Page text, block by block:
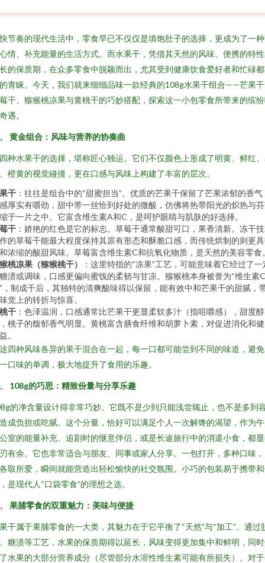
节奏的现代生活中，零食早已不仅仅是填饱肚子的选择，更成为了一
情、补充能量的生活方式。而水果干，凭借其天然的风味、便携的特
的保质期，在众多零食中脱颖而出，尤其受到健康饮食爱好者和忙碌
青睐。今天，我们就来细细品味一款经典的108g水果干组合——芒果
干、猕猴桃凉果与黄桃干的巧妙搭配，探索这一小包零食所带来的缤
遇。
黄金组合：风味与营养的协奏曲
种水果干的选择，堪称匠心独运。它们不仅颜色上形成了明黄、鲜红
橙黄的视觉碰撞，更在口感与风味上构建了丰富的层次。
干 ：往往是组合中的“甜蜜担当”。优质的芒果干保留了芒果浓郁的香气
厚实有嚼劲，甜中带一丝恰到好处的微酸，仿佛将热带阳光的炽热与
于一片之中。它富含维生素A和C，是呵护眼睛与肌肤的好选择。
干 ：娇艳的红色是它的标志。草莓干通常酸甜可口，果香清新。冻干
的草莓干能最大程度保持其原有形态和酥脆口感，而传统烘制的则更
浓缩的酸甜风味。草莓富含维生素C和抗氧化物质，是天然的美容零食
桃凉果（猕猴桃干）
：这里特指的“凉果”工艺，可能意味着它经过了一
渍或调味，口感更偏向蜜饯的柔韧与甘凉。猕猴桃本身被誉为“维生素
，制成干后，其独特的清爽酸味得以保留，能有效中和芒果干的甜腻，
觉上的转折与惊喜。
干 ：色泽温润，口感通常比芒果干更显柔软多汁（指咀嚼感），甜度醇
桃子的馥郁香气明显。黄桃富含膳食纤维和胡萝卜素，对促进消化和
。
四种风味各异的果干混合在一起，每一口都可能尝到不同的味道，避
口味的单调，极大地提升了食用的乐趣。
108g的巧思：精致份量与分享乐趣
的净含量设计得非常巧妙。它既不是少到只能浅尝辄止，也不是多到
成负担或吃腻。这个分量，恰好可以满足个人一次解馋的渴望，作为
室的能量补充、追剧时的惬意伴侣，或是长途旅行中的消遣小食，都
有余。它也非常适合与朋友、同事或家人分享。一包打开，多种口味
取所爱，瞬间就能营造出轻松愉快的社交氛围。小巧的包装易于携带
是现代人“口袋零食”的理想之选。
果脯零食的双重魅力：美味与便捷
干属于果脯零食的一大类，其魅力在于它平衡了“天然”与“加工”。通过
糖渍等工艺，水果的保质期得以延长，风味变得更加集中和鲜明，同
水果的大部分营养成分（尽管部分水溶性维生素可能有所损失）。对